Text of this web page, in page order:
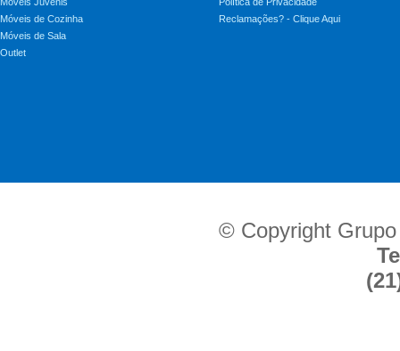
Móveis de Cozinha
Móveis de Sala
Outlet
Reclamações? - Clique Aqui
© Copyright